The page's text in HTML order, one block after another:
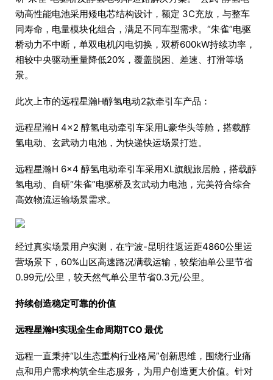
动高性能电池采用矮电芯结构设计，额定 3C充放，与整车
同寿命，电量模块化组合，满足不同车型需求。“朱雀”电驱
桥动力不中断，单双电机闪电切换，双桥600kW持续功率，
相较中央驱动重量降低20%，覆盖脱困、差速、打滑等场
景。
此次上市的远程星瀚H醇氢电动2款牵引车产品：
远程星瀚H 4×2 醇氢电动牵引车采用L豪华头等舱，搭载醇
氢电动、玄武动力电池，为快递快运场景打造。
远程星瀚H 6×4 醇氢电动牵引车采用XL旗舰旅居舱，搭载醇
氢电动、自研“朱雀”电驱桥及玄武动力电池，完美符合综合
高效物流运输场景需求。
经过真实场景用户实测，在宁波-昆明往返运距4860公里运
营场景下，60%山区高速路况满载运输，较柴油单公里节省
0.99元/公里，较天然气单公里节省0.3元/公里。
持续创造稳定可靠的价值
远程星瀚H实现全生命周期TCO 最优
远程一直秉持“以生态重构行业格局”创新思维，围绕行业痛
点和用户需求构筑全生态服务，为用户创造更大价值。针对